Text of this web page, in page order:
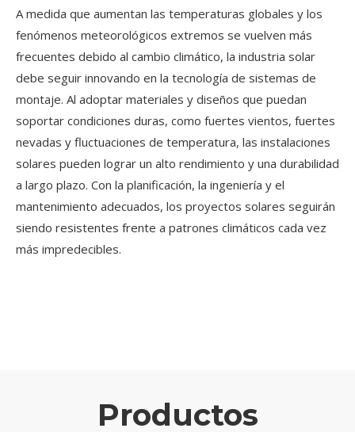
A medida que aumentan las temperaturas globales y los
fenómenos meteorológicos extremos se vuelven más
frecuentes debido al cambio climático, la industria solar
debe seguir innovando en la tecnología de sistemas de
montaje. Al adoptar materiales y diseños que puedan
soportar condiciones duras, como fuertes vientos, fuertes
nevadas y fluctuaciones de temperatura, las instalaciones
solares pueden lograr un alto rendimiento y una durabilidad
a largo plazo. Con la planificación, la ingeniería y el
mantenimiento adecuados, los proyectos solares seguirán
siendo resistentes frente a patrones climáticos cada vez
más impredecibles.
Productos